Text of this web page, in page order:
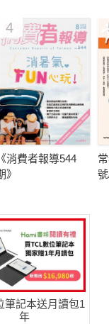
4
《消費者報導544
》
筆記本送月讀包1
年